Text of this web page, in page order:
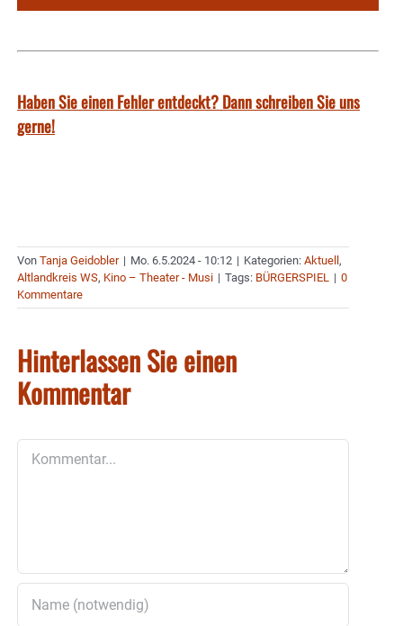
Haben Sie einen Fehler entdeckt? Dann schreiben Sie uns
gerne!
Von Tanja Geidobler | Mo. 6.5.2024 - 10:12 | Kategorien: Aktuell ,
Altlandkreis WS, Kino – Theater - Musi | Tags: BÜRGERSPIEL | 0
Kommentare
Hinterlassen Sie einen
Kommentar